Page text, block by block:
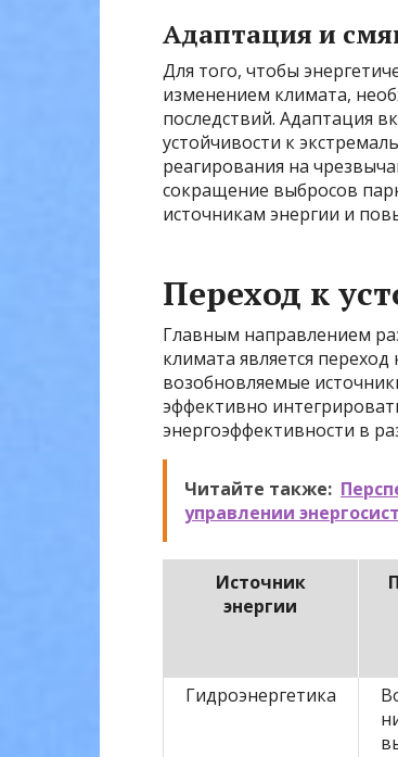
Адаптация и
Для того, чтобы
изменением климата,
последствий. Адаптация
устойчивости к
реагирования на
сокращение выбросов
источникам энергии и
Переход к
Главным направлением
климата является
возобновляемые
эффективно
энергоэффективности в
Читайте также:
управлении
Источник
энергии
Гидроэнергетика